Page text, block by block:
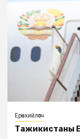
Ерөнхийлөгч
Тажикистаны